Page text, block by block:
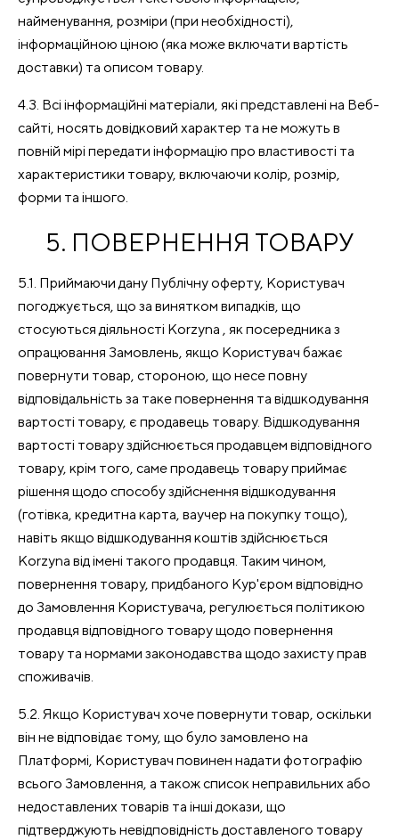
найменування, розміри (при необхідності),
інформаційною ціною (яка може включати вартість
доставки) та описом товару.
4.3. Всі інформаційні матеріали, які представлені на Веб-
сайті, носять довідковий характер та не можуть в
повній мірі передати інформацію про властивості та
характеристики товару, включаючи колір, розмір,
форми та іншого.
5. ПОВЕРНЕННЯ ТОВАРУ
5.1. Приймаючи дану Публічну оферту, Користувач
погоджується, що за винятком випадків, що
стосуються діяльності Korzyna , як посередника з
опрацювання Замовлень, якщо Користувач бажає
повернути товар, стороною, що несе повну
відповідальність за таке повернення та відшкодування
вартості товару, є продавець товару. Відшкодування
вартості товару здійснюється продавцем відповідного
товару, крім того, саме продавець товару приймає
рішення щодо способу здійснення відшкодування
(готівка, кредитна карта, ваучер на покупку тощо),
навіть якщо відшкодування коштів здійснюється
Korzyna від імені такого продавця. Таким чином,
повернення товару, придбаного Кур'єром відповідно
до Замовлення Користувача, регулюється політикою
продавця відповідного товару щодо повернення
товару та нормами законодавства щодо захисту прав
споживачів.
5.2. Якщо Користувач хоче повернути товар, оскільки
він не відповідає тому, що було замовлено на
Платформі, Користувач повинен надати фотографію
всього Замовлення, а також список неправильних або
недоставлених товарів та інші докази, що
підтверджують невідповідність доставленого товару